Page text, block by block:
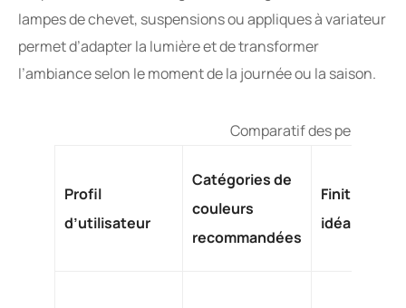
lampes de chevet, suspensions ou appliques à variateur
permet d’adapter la lumière et de transformer
l’ambiance selon le moment de la journée ou la saison.
Comparatif des peintures
Profil
d’utilisateur
Catégories de
couleurs
recommandées
Finitions
idéales